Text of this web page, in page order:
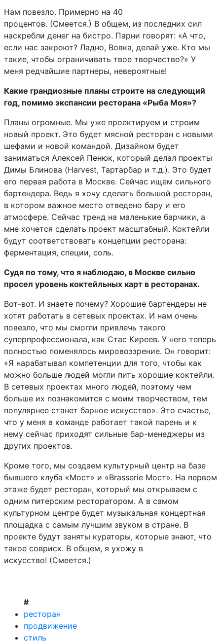
Нам повезло. Примерно на 40
процентов. (Смеется.) В общем, из последних сил
наскребли денег на бистро. Парни говорят: «А что,
если нас закроют? Ладно, Вовка, делай уже. Кто мы
такие, чтобы ограничивать твое творчество?» У
меня редчайшие партнеры, невероятные!
Какие грандиозные планы строите на следующий
год, помимо экспансии ресторана «Рыба Моя»?
Планы огромные. Мы уже проектируем и строим
новый проект. Это будет мясной ресторан с новыми
шефами и новой командой. Дизайном будет
заниматься Алексей Пенюк, который делал проекты
Димы Блинова (Harvest, Тартарбар и т.д.). Это будет
его первая работа в Москве. Сейчас ищем сильного
бартендера. Ведь я хочу сделать большой ресторан,
в котором важное место отведено бару и его
атмосфере. Сейчас тренд на маленькие барчики, а
мне хочется сделать проект масштабный. Коктейли
будут соответствовать концепции ресторана:
ферментация, специи, соль.
Судя по тому, что я наблюдаю, в Москве сильно
просел уровень коктейльных карт в ресторанах.
Вот-вот. И знаете почему? Хорошие бартендеры не
хотят работать в сетевых проектах. И нам очень
повезло, что мы смогли привлечь такого
суперпрофессионала, как Стас Киреев. У него теперь
полностью поменялось мировоззрение. Он говорит:
«Я нарабатывал компетенции для того, чтобы как
можно больше людей могли пить хорошие коктейли.
В сетевых проектах много людей, поэтому чем
больше их познакомится с моим творчеством, тем
популярнее станет барное искусство». Это счастье,
что у меня в команде работает такой парень и к
нему сейчас приходят сильные бар-менеджеры из
других проектов.
Кроме того, мы создаем культурный центр на базе
бывшего клуба «Мост» и «Brasserie Мост». На первом
этаже будет ресторан, который мы открываем с
одним питерским ресторатором. А в самом
культурном центре будет музыкальная концертная
площадка с самым лучшим звуком в стране. В
проекте будут заняты кураторы, которые знают, что
такое совриск. В общем, я ухожу в
искусство! (Смеется.)
#
ресторан
продвижение
стиль